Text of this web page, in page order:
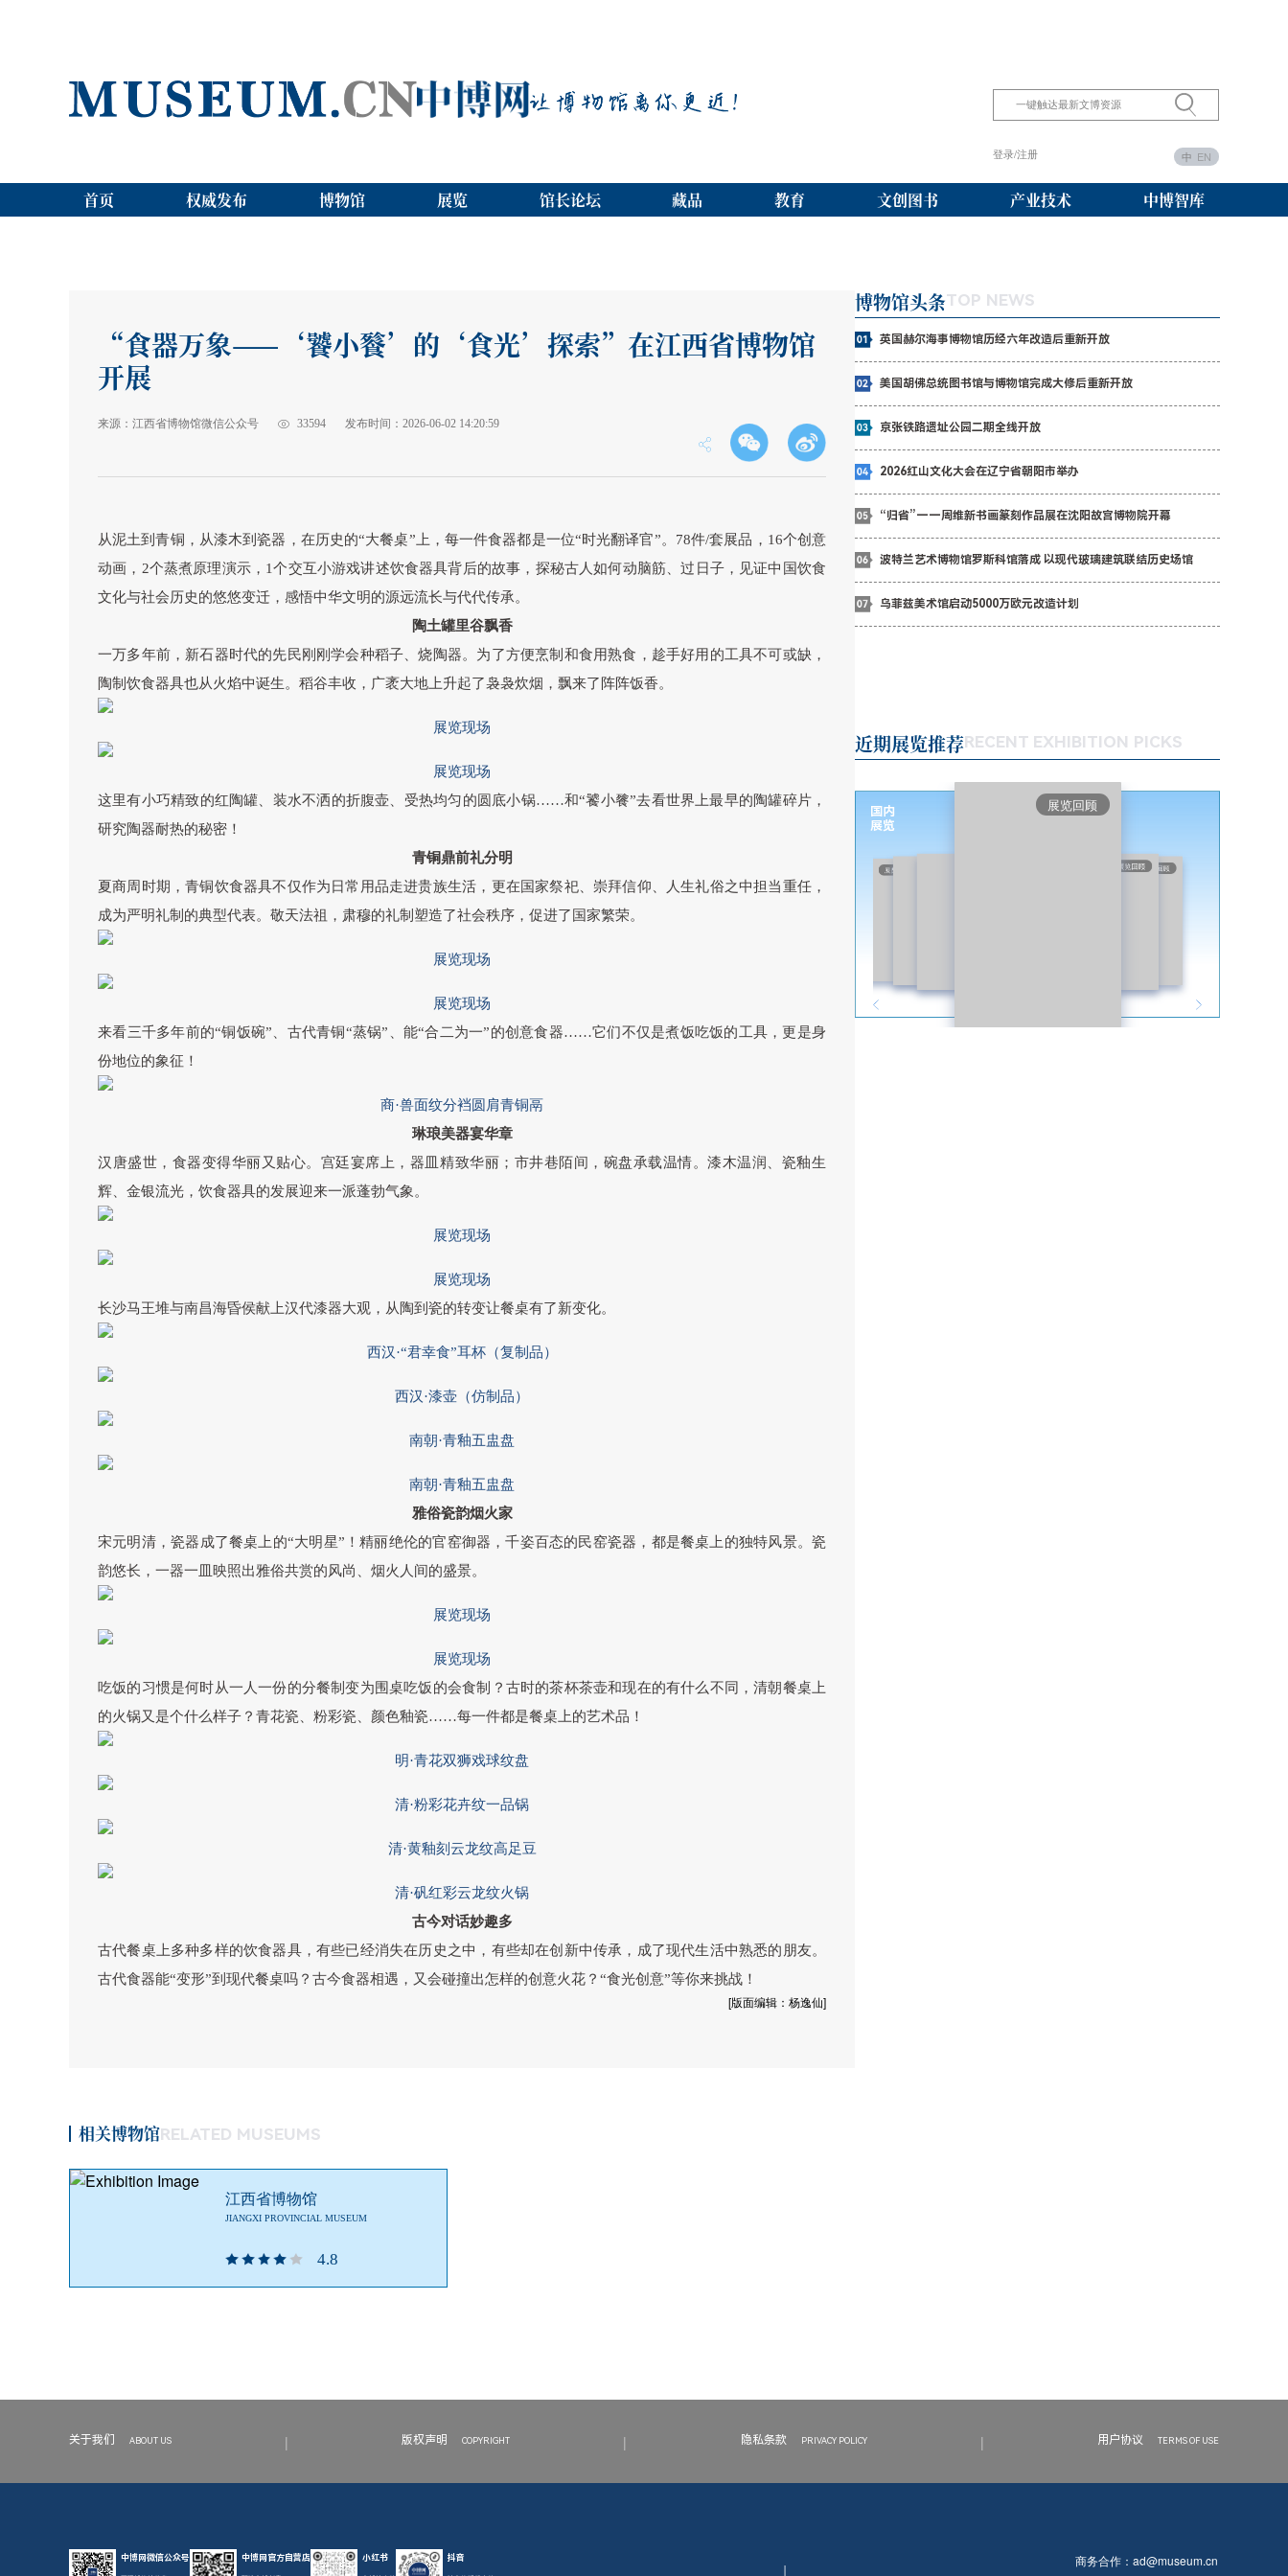
登录/注册 中 EN
首页 权威发布 博物馆 展览 馆长论坛 藏品 教育 文创图书 产业技术 中博智库
“食器万象——‘饕小餮’的‘食光’探索”在江西省博物馆
开展
来源：江西省博物馆微信公众号 33594 发布时间：2026-06-02 14:20:59
从泥土到青铜，从漆木到瓷器，在历史的“大餐桌”上，每一件食器都是一位“时光翻译官”。78件/套展品，16个创意
动画，2个蒸煮原理演示，1个交互小游戏讲述饮食器具背后的故事，探秘古人如何动脑筋、过日子，见证中国饮食
文化与社会历史的悠悠变迁，感悟中华文明的源远流长与代代传承。
陶土罐里谷飘香
一万多年前，新石器时代的先民刚刚学会种稻子、烧陶器。为了方便烹制和食用熟食，趁手好用的工具不可或缺，
陶制饮食器具也从火焰中诞生。稻谷丰收，广袤大地上升起了袅袅炊烟，飘来了阵阵饭香。
展览现场
展览现场
这里有小巧精致的红陶罐、装水不洒的折腹壶、受热均匀的圆底小锅……和“饕小餮”去看世界上最早的陶罐碎片，
研究陶器耐热的秘密！
青铜鼎前礼分明
夏商周时期，青铜饮食器具不仅作为日常用品走进贵族生活，更在国家祭祀、崇拜信仰、人生礼俗之中担当重任，
成为严明礼制的典型代表。敬天法祖，肃穆的礼制塑造了社会秩序，促进了国家繁荣。
展览现场
展览现场
来看三千多年前的“铜饭碗”、古代青铜“蒸锅”、能“合二为一”的创意食器……它们不仅是煮饭吃饭的工具，更是身
份地位的象征！
商·兽面纹分裆圆肩青铜鬲
琳琅美器宴华章
汉唐盛世，食器变得华丽又贴心。宫廷宴席上，器皿精致华丽；市井巷陌间，碗盘承载温情。漆木温润、瓷釉生
辉、金银流光，饮食器具的发展迎来一派蓬勃气象。
展览现场
展览现场
长沙马王堆与南昌海昏侯献上汉代漆器大观，从陶到瓷的转变让餐桌有了新变化。
西汉·“君幸食”耳杯（复制品）
西汉·漆壶（仿制品）
南朝·青釉五盅盘
南朝·青釉五盅盘
雅俗瓷韵烟火家
宋元明清，瓷器成了餐桌上的“大明星”！精丽绝伦的官窑御器，千姿百态的民窑瓷器，都是餐桌上的独特风景。瓷
韵悠长，一器一皿映照出雅俗共赏的风尚、烟火人间的盛景。
展览现场
展览现场
吃饭的习惯是何时从一人一份的分餐制变为围桌吃饭的会食制？古时的茶杯茶壶和现在的有什么不同，清朝餐桌上
的火锅又是个什么样子？青花瓷、粉彩瓷、颜色釉瓷……每一件都是餐桌上的艺术品！
明·青花双狮戏球纹盘
清·粉彩花卉纹一品锅
清·黄釉刻云龙纹高足豆
清·矾红彩云龙纹火锅
古今对话妙趣多
古代餐桌上多种多样的饮食器具，有些已经消失在历史之中，有些却在创新中传承，成了现代生活中熟悉的朋友。
古代食器能“变形”到现代餐桌吗？古今食器相遇，又会碰撞出怎样的创意火花？“食光创意”等你来挑战！
[版面编辑：杨逸仙]
相关博物馆RELATED MUSEUMS
江西省博物馆
JIANGXI PROVINCIAL MUSEUM
4.8
博物馆头条TOP NEWS
英国赫尔海事博物馆历经六年改造后重新开放
美国胡佛总统图书馆与博物馆完成大修后重新开放
京张铁路遗址公园二期全线开放
2026红山文化大会在辽宁省朝阳市举办
“归省”——周维新书画篆刻作品展在沈阳故宫博物院开幕
波特兰艺术博物馆罗斯科馆落成 以现代玻璃建筑联结历史场馆
乌菲兹美术馆启动5000万欧元改造计划
近期展览推荐RECENT EXHIBITION PICKS
国内
展览
展览回顾
展览回顾展览回顾
展览回顾
关于我们 ABOUT US | 版权声明 COPYRIGHT | 隐私条款 PRIVACY POLICY | 用户协议 TERMS OF USE
中博网微信公众号 中博网官方自营店 小红书 抖音 商务合作： ad@museum.cn